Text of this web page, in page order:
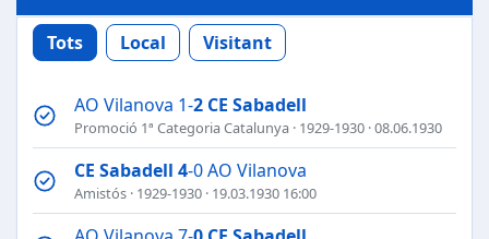
Tots Local Visitant
AO Vilanova 1-2 CE Sabadell
Promoció 1ª Categoria Catalunya · 1929-1930 · 08.06.1930
CE Sabadell 4-0 AO Vilanova
Amistós · 1929-1930 · 19.03.1930 16:00